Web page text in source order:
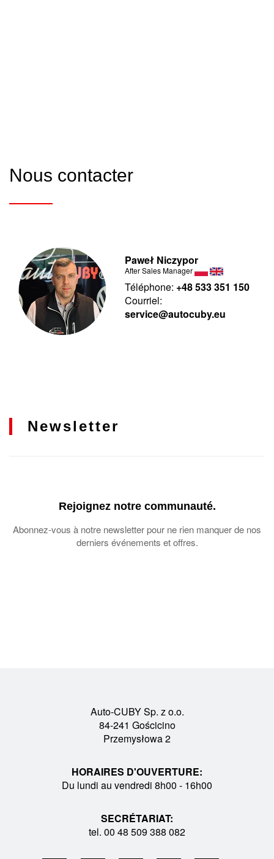
Nous contacter
Paweł Niczypor
After Sales Manager
Téléphone: +48 533 351 150
Courriel:
service@autocuby.eu
Newsletter
Rejoignez notre communauté.
Abonnez-vous à notre newsletter pour ne rien manquer de nos
derniers événements et offres.
Auto-CUBY Sp. z o.o.
84-241 Gościcino
Przemysłowa 2
HORAIRES D'OUVERTURE:
Du lundi au vendredi 8h00 - 16h00
SECRÉTARIAT:
tel. 00 48 509 388 082